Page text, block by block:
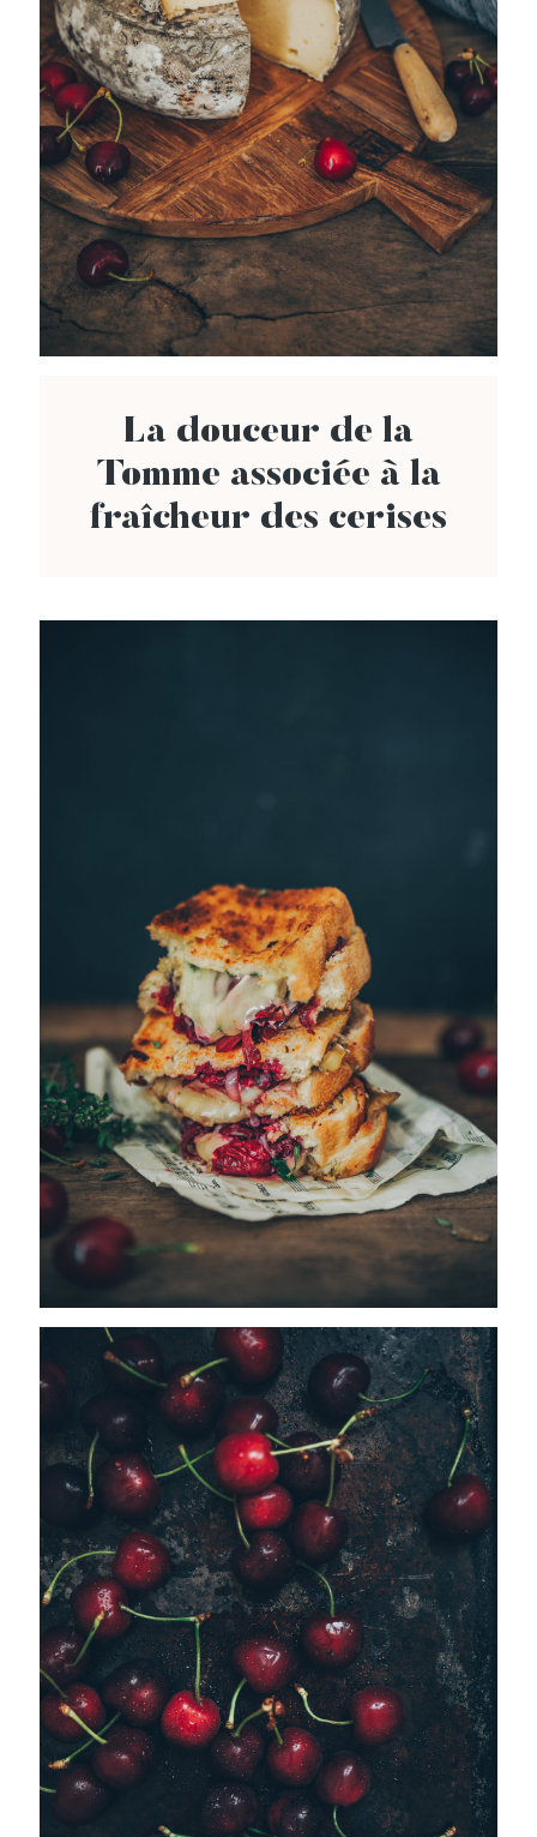
La douceur de la
Tomme associée à la
fraîcheur des cerises